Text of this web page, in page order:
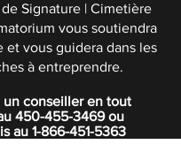
Signature | Cimetière
vous soutiendra
et vous guidera dans les
à entreprendre.
conseiller en tout
450-455-3469ou
au 1-866-451-5363